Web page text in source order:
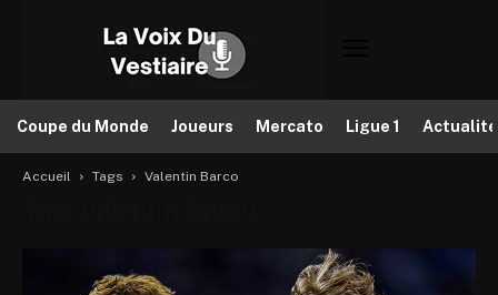
Coupe du Monde Joueurs Mercato Ligue 1
Accueil Tags Valentin Barco